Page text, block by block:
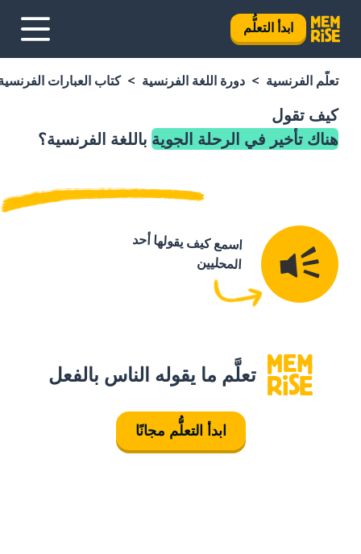
ابدأ التعلُّم
تعلَّم الفرنسية دورة اللغة الفرنسية كتاب العبارات
كيف تقول
هناك تأخير في الرحلة الجوية باللغة الفرنسية؟
اسمع كيف يقولها أحد
المحليين
تعلَّم ما يقوله الناس بالفعل
ابدأ التعلُّم مجانًا